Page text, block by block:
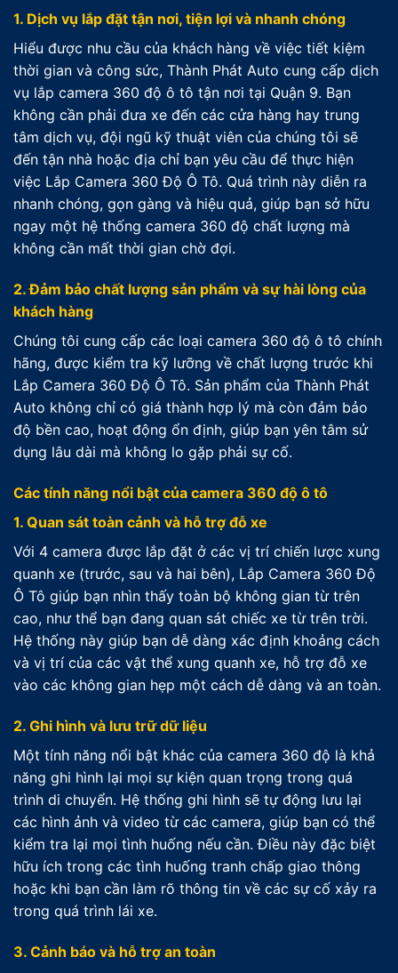
1. Dịch vụ lắp đặt tận nơi, tiện lợi và nhanh chóng
Hiểu được nhu cầu của khách hàng về việc tiết kiệm
thời gian và công sức, Thành Phát Auto cung cấp dịch
vụ lắp camera 360 độ ô tô tận nơi tại Quận 9. Bạn
không cần phải đưa xe đến các cửa hàng hay trung
tâm dịch vụ, đội ngũ kỹ thuật viên của chúng tôi sẽ
đến tận nhà hoặc địa chỉ bạn yêu cầu để thực hiện
việc Lắp Camera 360 Độ Ô Tô. Quá trình này diễn ra
nhanh chóng, gọn gàng và hiệu quả, giúp bạn sở hữu
ngay một hệ thống camera 360 độ chất lượng mà
không cần mất thời gian chờ đợi.
2. Đảm bảo chất lượng sản phẩm và sự hài lòng của
khách hàng
Chúng tôi cung cấp các loại camera 360 độ ô tô chính
hãng, được kiểm tra kỹ lưỡng về chất lượng trước khi
Lắp Camera 360 Độ Ô Tô. Sản phẩm của Thành Phát
Auto không chỉ có giá thành hợp lý mà còn đảm bảo
độ bền cao, hoạt động ổn định, giúp bạn yên tâm sử
dụng lâu dài mà không lo gặp phải sự cố.
Các tính năng nổi bật của camera 360 độ ô tô
1. Quan sát toàn cảnh và hỗ trợ đỗ xe
Với 4 camera được lắp đặt ở các vị trí chiến lược xung
quanh xe (trước, sau và hai bên), Lắp Camera 360 Độ
Ô Tô giúp bạn nhìn thấy toàn bộ không gian từ trên
cao, như thể bạn đang quan sát chiếc xe từ trên trời.
Hệ thống này giúp bạn dễ dàng xác định khoảng cách
và vị trí của các vật thể xung quanh xe, hỗ trợ đỗ xe
vào các không gian hẹp một cách dễ dàng và an toàn.
2. Ghi hình và lưu trữ dữ liệu
Một tính năng nổi bật khác của camera 360 độ là khả
năng ghi hình lại mọi sự kiện quan trọng trong quá
trình di chuyển. Hệ thống ghi hình sẽ tự động lưu lại
các hình ảnh và video từ các camera, giúp bạn có thể
kiểm tra lại mọi tình huống nếu cần. Điều này đặc biệt
hữu ích trong các tình huống tranh chấp giao thông
hoặc khi bạn cần làm rõ thông tin về các sự cố xảy ra
trong quá trình lái xe.
3. Cảnh báo và hỗ trợ an toàn